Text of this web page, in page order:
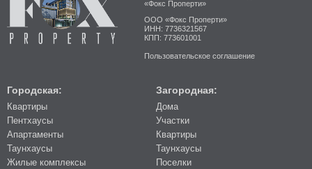
«Фокс Проперти»
ООО «Фокс Проперти»
ИНН: 7736321567
КПП: 773601001
Пользовательское соглашение
Городская:
Квартиры
Пентхаусы
Апартаменты
Таунхаусы
Жилые комплексы
Загородная:
Дома
Участки
Квартиры
Таунхаусы
Поселки